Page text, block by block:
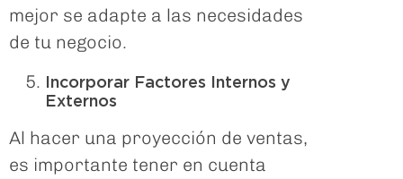
mejor se adapte a las necesidades
de tu negocio.
Incorporar Factores Internos y
Externos
Al hacer una proyección de ventas,
es importante tener en cuenta